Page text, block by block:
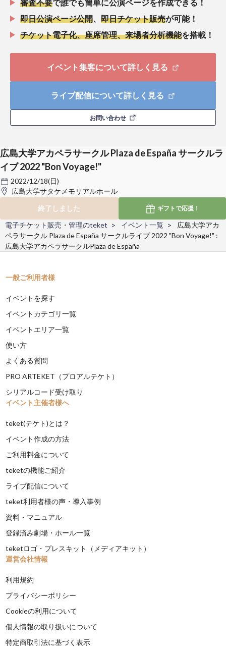
審査不要で誰でも簡単に公演ページを作成できる！
即日公演ページ公開
即日チケット販売が可能！
チケット電子化、座席管理、来場者分析機能を搭載！
イベント集客について詳しく見る
ライブ配信について詳しく見る
お問い合わせ
広島大学アカペラサークル Plaza de España サークルラ
イブ 2022 "Bon Voyage!"
2022/12/18(日)
広島大学サタケメモリアルホール
終了しました
ギフトで応援！
電子チケット販売・管理のteket イベント一覧
広島大学アカ
ペラサークル Plaza de España サークルライブ 2022 "Bon Voyage!" :
広島大学アカペラサークルPlaza de España
一般ご利用者様
イベントを探す
イベントカテゴリ一覧
イベントエリア一覧
使い方
よくある質問
PRO ARTEKET（プロアルテケト）
シリアルコード受け取り
イベント主催者様へ
teket(テケト)とは？
イベント作成の方法
ご利用料金について
teketの機能ご紹介
ライブ配信について
teket利用者様の声・導入事例
資料・マニュアル
登録済み劇場・ホール一覧
teketロゴ・プレスキット（メディアキット）
運営会社情報
利用規約
プライバシーポリシー
Cookieの利用について
個人情報の取り扱いについて
特定商取引法に基づく表示